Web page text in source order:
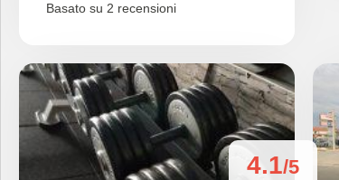
Basato su 2 recensioni
4.1/5